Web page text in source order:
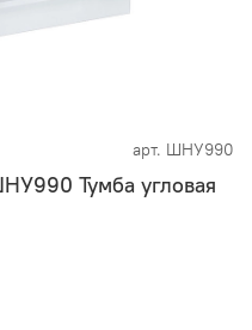
арт. ШНУ990
Тумба угловая